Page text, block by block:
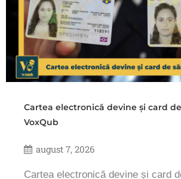
Cartea electronică devine și card
VoxQub
august 7, 2026
Cartea electronică devine și card